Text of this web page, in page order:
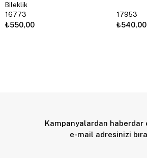
Bileklik
16773
₺550,00
17953
₺540,00
Kampanyalardan haberdar
e-mail adresinizi